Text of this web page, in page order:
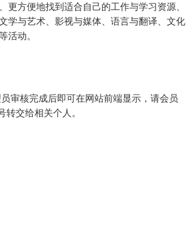
方便地找到适合自己的工作与学习资源、
学与艺术、影视与媒体、语言与翻译、文化
活动。
审核完成后即可在网站前端显示，请会员
转交给相关个人。